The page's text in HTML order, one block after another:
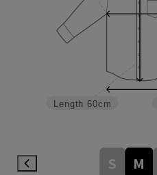
Length 60cm
S M